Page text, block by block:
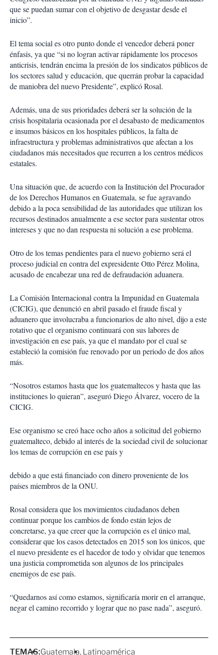
que se puedan sumar con el objetivo de desgastar desde el
inicio”.
El tema social es otro punto donde el vencedor deberá poner
énfasis, ya que “si no logran activar rápidamente los procesos
anticrisis, tendrán encima la presión de los sindicatos públicos de
los sectores salud y educación, que querrán probar la capacidad
de maniobra del nuevo Presidente”, explicó Rosal.
Además, una de sus prioridades deberá ser la solución de la
crisis hospitalaria ocasionada por el desabasto de medicamentos
e insumos básicos en los hospitales públicos, la falta de
infraestructura y problemas administrativos que afectan a los
ciudadanos más necesitados que recurren a los centros médicos
estatales.
Una situación que, de acuerdo con la Institución del Procurador
de los Derechos Humanos en Guatemala, se fue agravando
debido a la poca sensibilidad de las autoridades que utilizan los
recursos destinados anualmente a ese sector para sustentar otros
intereses y que no dan respuesta ni solución a ese problema.
Otro de los temas pendientes para el nuevo gobierno será el
proceso judicial en contra del expresidente Otto Pérez Molina,
acusado de encabezar una red de defraudación aduanera.
La Comisión Internacional contra la Impunidad en Guatemala
(CICIG), que denunció en abril pasado el fraude fiscal y
aduanero que involucraba a funcionarios de alto nivel, dijo a este
rotativo que el organismo continuará con sus labores de
investigación en ese país, ya que el mandato por el cual se
estableció la comisión fue renovado por un periodo de dos años
más.
“Nosotros estamos hasta que los guatemaltecos y hasta que las
instituciones lo quieran”, aseguró Diego Álvarez, vocero de la
CICIG.
Ese organismo se creó hace ocho años a solicitud del gobierno
guatemalteco, debido al interés de la sociedad civil de solucionar
los temas de corrupción en ese país y
debido a que está financiado con dinero proveniente de los
países miembros de la ONU.
Rosal considera que los movimientos ciudadanos deben
continuar porque los cambios de fondo están lejos de
concretarse, ya que creer que la corrupción es el único mal,
considerar que los casos detectados en 2015 son los únicos, que
el nuevo presidente es el hacedor de todo y olvidar que tenemos
una justicia comprometida son algunos de los principales
enemigos de ese país.
“Quedarnos así como estamos, significaría morir en el arranque,
negar el camino recorrido y lograr que no pase nada”, aseguró.
TEMAS:Guatemala Latinoamérica